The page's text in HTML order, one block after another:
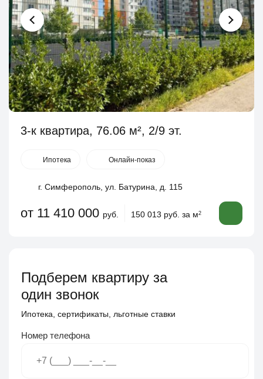
3-к квартира, 76.06 м², 2/9 эт.
Ипотека Онлайн-показ
г. Симферополь, ул. Батурина, д. 115
от 11 410 000 руб. 150 013 руб. за м2
Подберем квартиру за
один звонок
Ипотека, сертификаты, льготные ставки
Номер телефона